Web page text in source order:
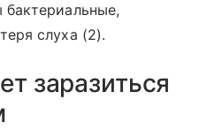
слуха (2).
заразиться